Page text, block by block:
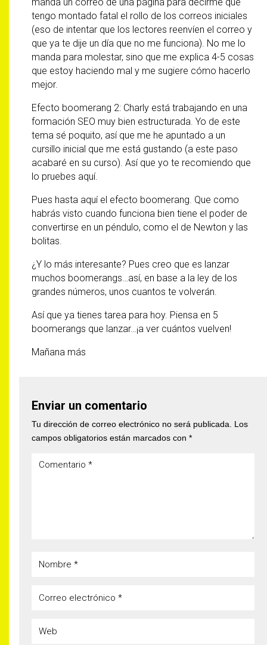
tengo montado fatal el rollo de los correos iniciales
(eso de intentar que los lectores reenvíen el correo y
que ya te dije un día que no me funciona). No me lo
manda para molestar, sino que me explica 4-5 cosas
que estoy haciendo mal y me sugiere cómo hacerlo
mejor.
Efecto boomerang 2: Charly está trabajando en una
formación SEO muy bien estructurada. Yo de este
tema sé poquito, así que me he apuntado a un
cursillo inicial que me está gustando (a este paso
acabaré en su curso). Así que yo te recomiendo que
lo pruebes aquí.
Pues hasta aquí el efecto boomerang. Que como
habrás visto cuando funciona bien tiene el poder de
convertirse en un péndulo, como el de Newton y las
bolitas.
¿Y lo más interesante? Pues creo que es lanzar
muchos boomerangs…así, en base a la ley de los
grandes números, unos cuantos te volverán.
Así que ya tienes tarea para hoy. Piensa en 5
boomerangs que lanzar…¡a ver cuántos vuelven!
Mañana más
Enviar un comentario
Tu dirección de correo electrónico no será publicada.
Los
campos obligatorios están marcados con*